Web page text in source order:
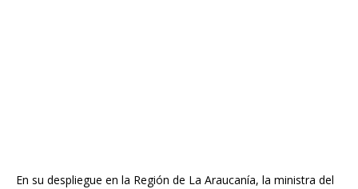
En su despliegue en la Región de La Araucanía, la ministra del